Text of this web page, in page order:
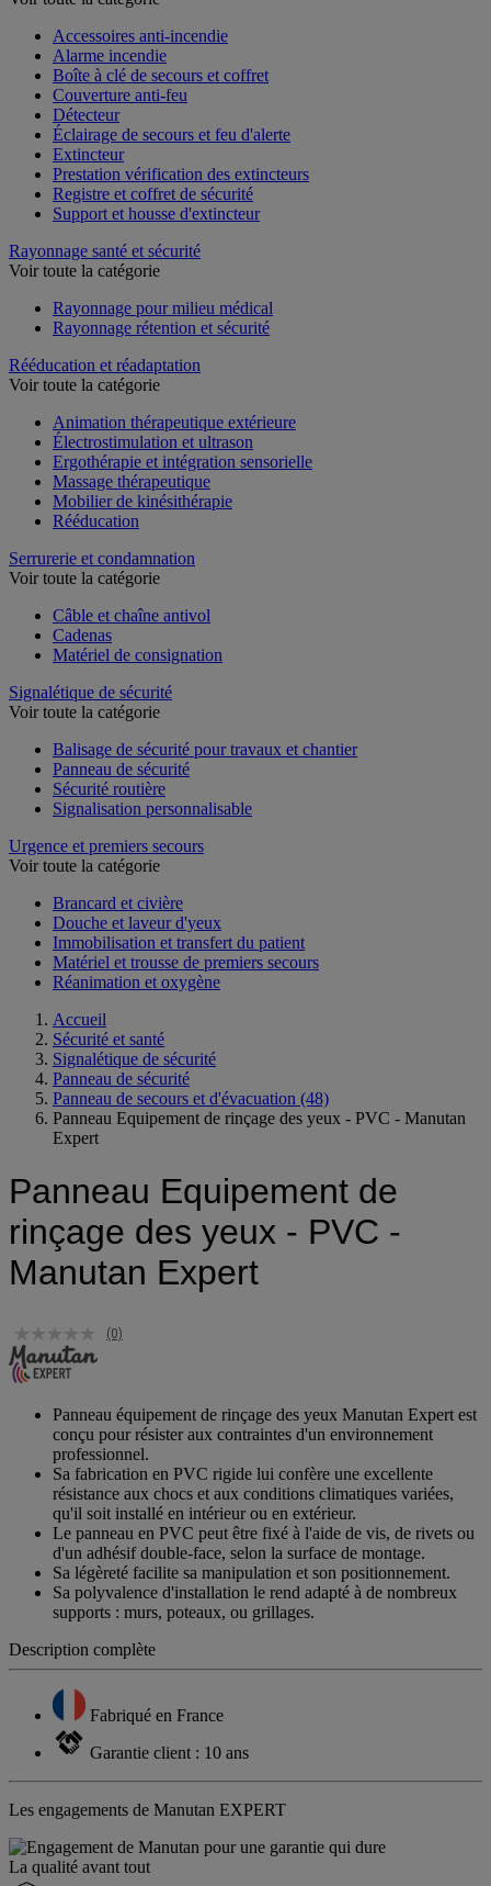
Accessoires anti-incendie
Alarme incendie
Boîte à clé de secours et coffret
Couverture anti-feu
Détecteur
Éclairage de secours et feu d'alerte
Extincteur
Prestation vérification des extincteurs
Registre et coffret de sécurité
Support et housse d'extincteur
Rayonnage santé et sécurité
Voir toute la catégorie
Rayonnage pour milieu médical
Rayonnage rétention et sécurité
Rééducation et réadaptation
Voir toute la catégorie
Animation thérapeutique extérieure
Électrostimulation et ultrason
Ergothérapie et intégration sensorielle
Massage thérapeutique
Mobilier de kinésithérapie
Rééducation
Serrurerie et condamnation
Voir toute la catégorie
Câble et chaîne antivol
Cadenas
Matériel de consignation
Signalétique de sécurité
Voir toute la catégorie
Balisage de sécurité pour travaux et chantier
Panneau de sécurité
Sécurité routière
Signalisation personnalisable
Urgence et premiers secours
Voir toute la catégorie
Brancard et civière
Douche et laveur d'yeux
Immobilisation et transfert du patient
Matériel et trousse de premiers secours
Réanimation et oxygène
Accueil
Sécurité et santé
Signalétique de sécurité
Panneau de sécurité
Panneau de secours et d'évacuation (48)
Panneau Equipement de rinçage des yeux - PVC - Manutan
Expert
Panneau Equipement de
rinçage des yeux - PVC -
Manutan Expert
(0)
Panneau équipement de rinçage des yeux Manutan Expert est
conçu pour résister aux contraintes d'un environnement
professionnel.
Sa fabrication en PVC rigide lui confère une excellente
résistance aux chocs et aux conditions climatiques variées,
qu'il soit installé en intérieur ou en extérieur.
Le panneau en PVC peut être fixé à l'aide de vis, de rivets ou
d'un adhésif double-face, selon la surface de montage.
Sa légèreté facilite sa manipulation et son positionnement.
Sa polyvalence d'installation le rend adapté à de nombreux
supports : murs, poteaux, ou grillages.
Description complète
Fabriqué en France
Garantie client : 10 ans
Les engagements de Manutan EXPERT
La qualité avant tout